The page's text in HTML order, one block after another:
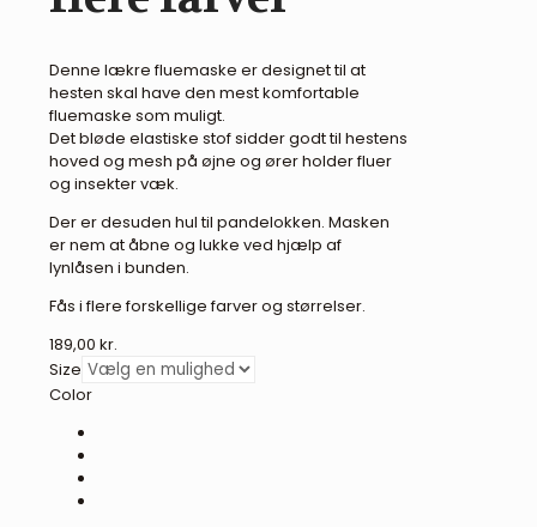
Denne lækre fluemaske er designet til at
hesten skal have den mest komfortable
fluemaske som muligt.
Det bløde elastiske stof sidder godt til hestens
hoved og mesh på øjne og ører holder fluer
og insekter væk.
Der er desuden hul til pandelokken. Masken
er nem at åbne og lukke ved hjælp af
lynlåsen i bunden.
Fås i flere forskellige farver og størrelser.
189,00 kr.
Size
Color